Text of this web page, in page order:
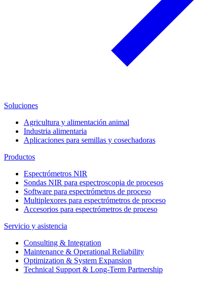
Soluciones
Agricultura y alimentación animal
Industria alimentaria
Aplicaciones para semillas y cosechadoras
Productos
Espectrómetros NIR
Sondas NIR para espectroscopia de procesos
Software para espectrómetros de proceso
Multiplexores para espectrómetros de proceso
Accesorios para espectrómetros de proceso
Servicio y asistencia
Consulting & Integration
Maintenance & Operational Reliability
Optimization & System Expansion
Technical Support & Long-Term Partnership